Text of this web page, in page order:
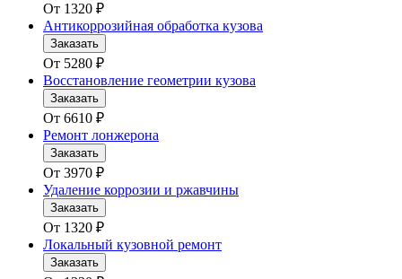
От 1320 ₽
Антикоррозийная обработка кузова
Заказать
От 5280 ₽
Восстановление геометрии кузова
Заказать
От 6610 ₽
Ремонт лонжерона
Заказать
От 3970 ₽
Удаление коррозии и ржавчины
Заказать
От 1320 ₽
Локальный кузовной ремонт
Заказать